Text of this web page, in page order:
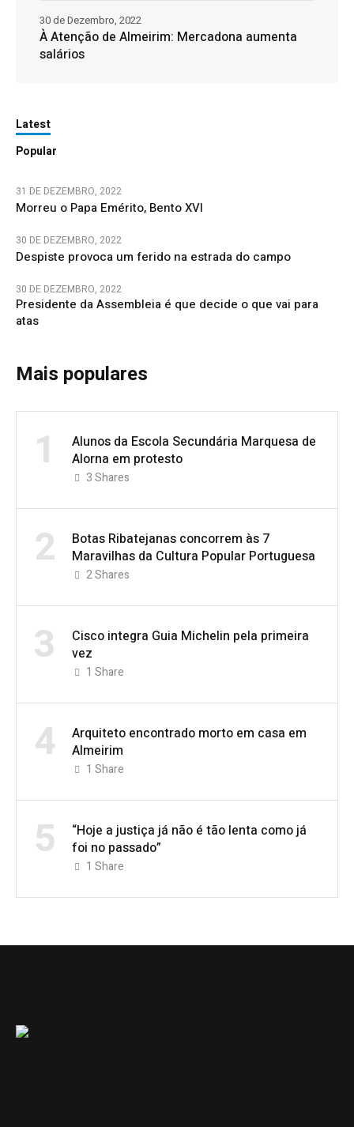
À Atenção de Almeirim: Mercadona aumenta
salários
30 de Dezembro, 2022
Latest
Popular
31 DE DEZEMBRO, 2022
Morreu o Papa Emérito, Bento XVI
30 DE DEZEMBRO, 2022
Despiste provoca um ferido na estrada do campo
30 DE DEZEMBRO, 2022
Presidente da Assembleia é que decide o que vai para
atas
Mais populares
1
Alunos da Escola Secundária Marquesa de
Alorna em protesto
3Shares
2
Botas Ribatejanas concorrem às 7
Maravilhas da Cultura Popular Portuguesa
2Shares
3
Cisco integra Guia Michelin pela primeira
vez
1 Share
4
Arquiteto encontrado morto em casa em
Almeirim
1 Share
5
“Hoje a justiça já não é tão lenta como já
foi no passado”
1 Share